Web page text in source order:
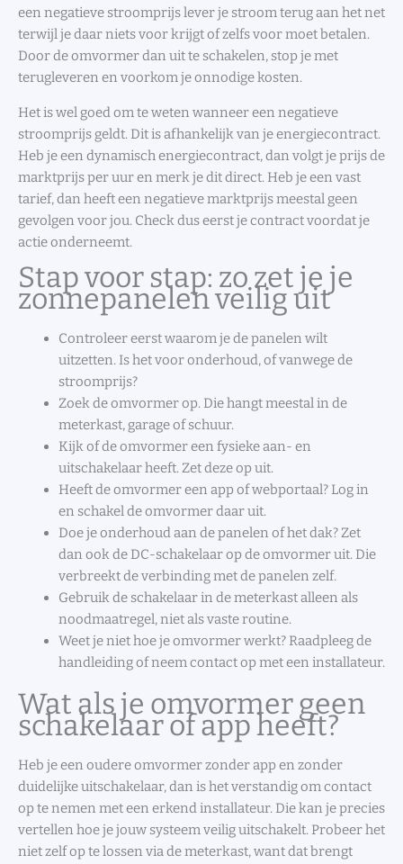
een negatieve stroomprijs lever je stroom terug aan het net
terwijl je daar niets voor krijgt of zelfs voor moet betalen.
Door de omvormer dan uit te schakelen, stop je met
terugleveren en voorkom je onnodige kosten.
Het is wel goed om te weten wanneer een negatieve
stroomprijs geldt. Dit is afhankelijk van je energiecontract.
Heb je een dynamisch energiecontract, dan volgt je prijs de
marktprijs per uur en merk je dit direct. Heb je een vast
tarief, dan heeft een negatieve marktprijs meestal geen
gevolgen voor jou. Check dus eerst je contract voordat je
actie onderneemt.
Stap voor stap: zo zet je je
zonnepanelen veilig uit
Controleer eerst waarom je de panelen wilt
uitzetten. Is het voor onderhoud, of vanwege de
stroomprijs?
Zoek de omvormer op. Die hangt meestal in de
meterkast, garage of schuur.
Kijk of de omvormer een fysieke aan- en
uitschakelaar heeft. Zet deze op uit.
Heeft de omvormer een app of webportaal? Log in
en schakel de omvormer daar uit.
Doe je onderhoud aan de panelen of het dak? Zet
dan ook de DC-schakelaar op de omvormer uit. Die
verbreekt de verbinding met de panelen zelf.
Gebruik de schakelaar in de meterkast alleen als
noodmaatregel, niet als vaste routine.
Weet je niet hoe je omvormer werkt? Raadpleeg de
handleiding of neem contact op met een installateur.
Wat als je omvormer geen
schakelaar of app heeft?
Heb je een oudere omvormer zonder app en zonder
duidelijke uitschakelaar, dan is het verstandig om contact
op te nemen met een erkend installateur. Die kan je precies
vertellen hoe je jouw systeem veilig uitschakelt. Probeer het
niet zelf op te lossen via de meterkast, want dat brengt